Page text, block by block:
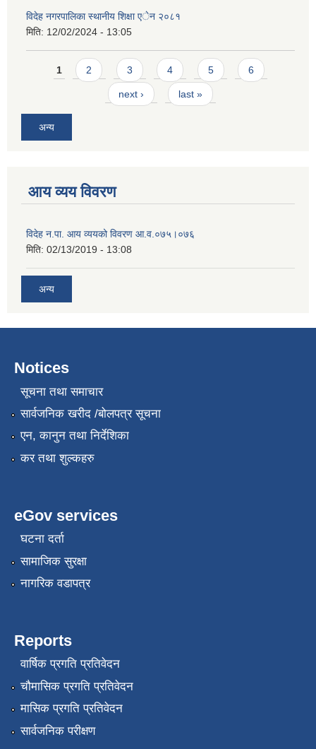
विदेह नगरपालिका स्थानीय शिक्षा एेन २०८१
मिति: 12/02/2024 - 13:05
Pages
1 2 3 4 5 6
next › last »
अन्य
आय व्यय विवरण
विदेह न.पा. आय व्ययको विवरण आ.व.०७५।०७६
मिति: 02/13/2019 - 13:08
अन्य
Notices
सूचना तथा समाचार
सार्वजनिक खरीद /बोलपत्र सूचना
एन, कानुन तथा निर्देशिका
कर तथा शुल्कहरु
eGov services
घटना दर्ता
सामाजिक सुरक्षा
नागरिक वडापत्र
Reports
वार्षिक प्रगति प्रतिवेदन
चौमासिक प्रगति प्रतिवेदन
मासिक प्रगति प्रतिवेदन
सार्वजनिक परीक्षण